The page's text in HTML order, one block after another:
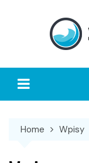
Home Wpisy